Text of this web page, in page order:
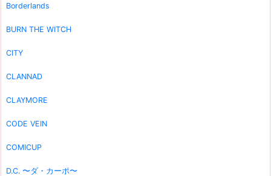
Borderlands
BURN THE WITCH
CITY
CLANNAD
CLAYMORE
CODE VEIN
COMICUP
D.C. 〜ダ・カーポ〜